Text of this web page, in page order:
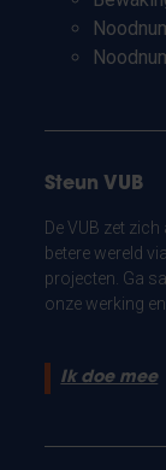
Steun VUB
De VUB zet
betere wereld
projecten. Ga
onze werking
Ik doe mee